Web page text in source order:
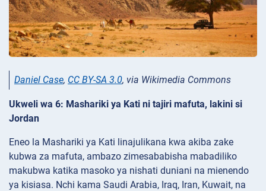
Daniel Case, CC BY-SA 3.0, via Wikimedia Commons
Ukweli wa 6: Mashariki ya Kati ni tajiri mafuta, lakini si
Jordan
Eneo la Mashariki ya Kati linajulikana kwa akiba zake
kubwa za mafuta, ambazo zimesababisha mabadiliko
makubwa katika masoko ya nishati duniani na mienendo
ya kisiasa. Nchi kama Saudi Arabia, Iraq, Iran, Kuwait, na